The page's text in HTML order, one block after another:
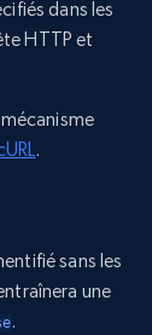
dans les
HTTP et
.
sans les
une
.